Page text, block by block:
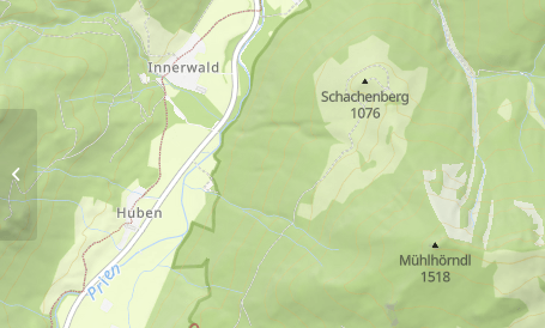
Streichen-Rundweg